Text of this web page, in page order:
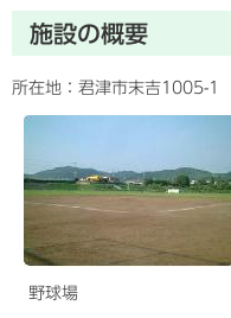
施設の概要
所在地：君津市末吉1005-1
野球場